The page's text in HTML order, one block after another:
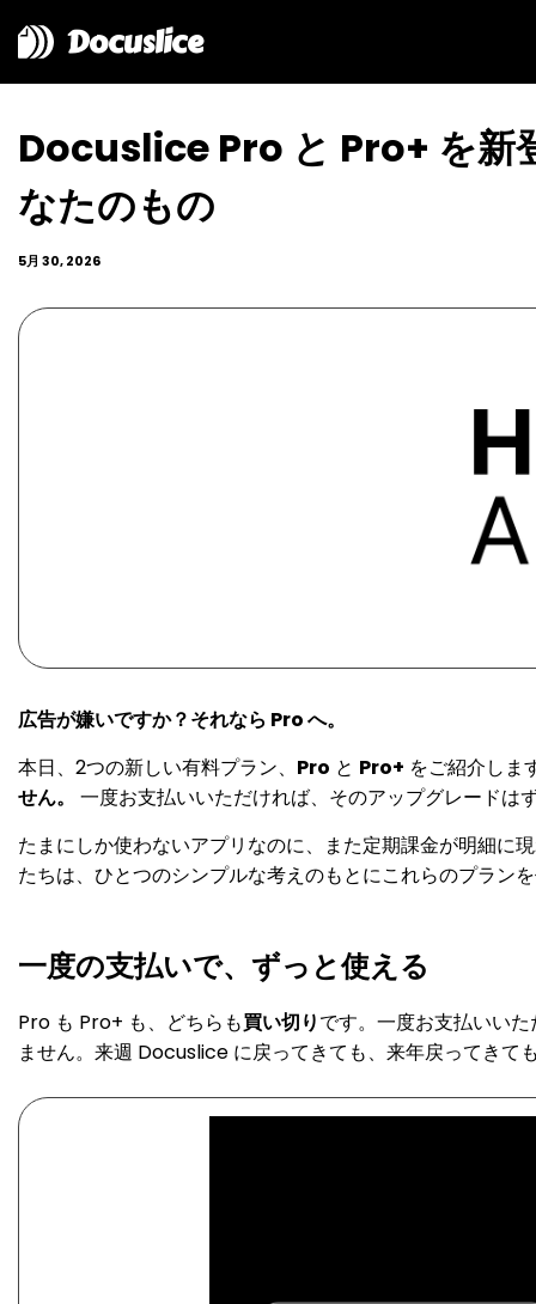
Docuslice
Docuslice Pro と Pro+ を新
なたのもの
5月 30, 2026
広告が嫌いですか？それなら Pro へ。
本日、2つの新しい有料プラン、 Pro と Pro+ をご紹介しま
せん。
一度お支払いいただければ、そのアップグレードは
たまにしか使わないアプリなのに、また定期課金が明細
たちは、ひとつのシンプルな考えのもとにこれらのプラン
一度の支払いで、ずっと使える
Pro も Pro+ も、どちらも買い切りです。一度お支払いい
ません。来週 Docuslice に戻ってきても、来年戻ってきて